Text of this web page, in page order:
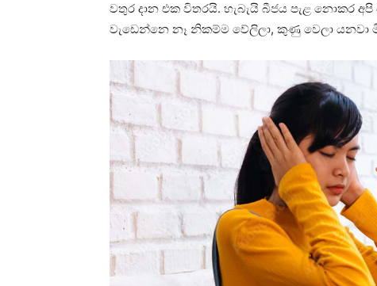
වතුර දාන එක විතරයි. හැබැයි බීජය පැළ නොකර
වැඩෙන්නෙ නෑ නිකම්ම වේලිලා, කුණු වෙලා යනවා